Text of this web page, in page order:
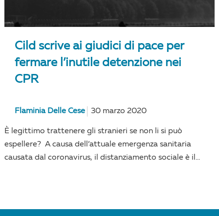
Cild scrive ai giudici di pace per
fermare l’inutile detenzione nei
CPR
Flaminia Delle Cese 30 marzo 2020
È legittimo trattenere gli stranieri se non li si può
espellere? A causa dell’attuale emergenza sanitaria
causata dal coronavirus, il distanziamento sociale è il...